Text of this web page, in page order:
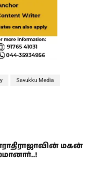
Savukku Media
மகன்